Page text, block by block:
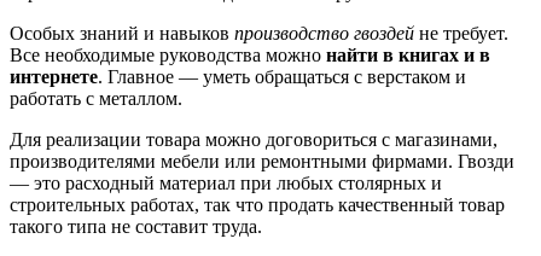
Особых знаний и навыков производство гвоздей не требует.
Все необходимые руководства можно найти в книгах и в
интернете. Главное — уметь обращаться с верстаком и
работать с металлом.
Для реализации товара можно договориться с магазинами,
производителями мебели или ремонтными фирмами. Гвозди
— это расходный материал при любых столярных и
строительных работах, так что продать качественный товар
такого типа не составит труда.